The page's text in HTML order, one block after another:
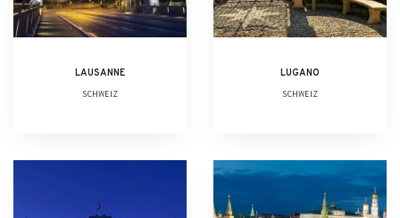
LAUSANNE
SCHWEIZ
LUGANO
SCHWEIZ